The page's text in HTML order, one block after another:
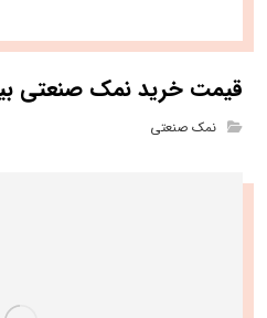
قیمت خرید نمک صنعتی
نمک صنعتی